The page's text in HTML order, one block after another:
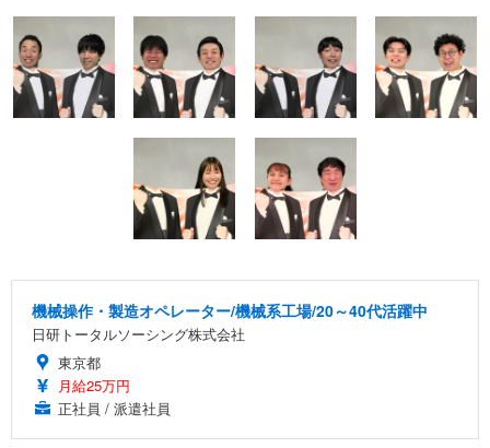
機械操作・製造オペレーター/機械系工場/20～40代活躍中
日研トータルソーシング株式会社
東京都
月給25万円
正社員 / 派遣社員